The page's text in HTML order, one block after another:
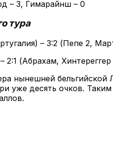
– 3, Гимарайнш – 0
тура
– 3:2 (Пепе 2,
2:1 (Абрахам,
нынешней
уже десять очков.